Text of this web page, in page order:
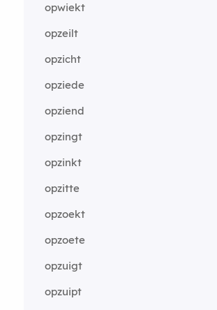
opwiekt
opzeilt
opzicht
opziede
opziend
opzingt
opzinkt
opzitte
opzoekt
opzoete
opzuigt
opzuipt